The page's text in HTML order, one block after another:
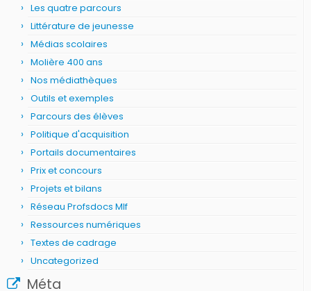
Les quatre parcours
Littérature de jeunesse
Médias scolaires
Molière 400 ans
Nos médiathèques
Outils et exemples
Parcours des élèves
Politique d'acquisition
Portails documentaires
Prix et concours
Projets et bilans
Réseau Profsdocs Mlf
Ressources numériques
Textes de cadrage
Uncategorized
Méta